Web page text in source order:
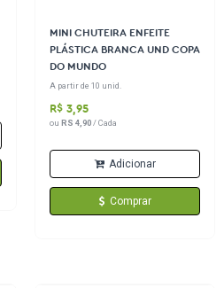
MINI CHUTEIRA ENFEITE
PLÁSTICA BRANCA UND COPA
DO MUNDO
A partir de 10 unid.
R$ 3,95
ou RS 4,90/ Cada
Adicionar
Comprar